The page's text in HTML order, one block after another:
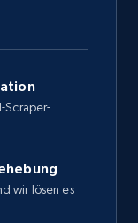
Scraper-
wir lösen es